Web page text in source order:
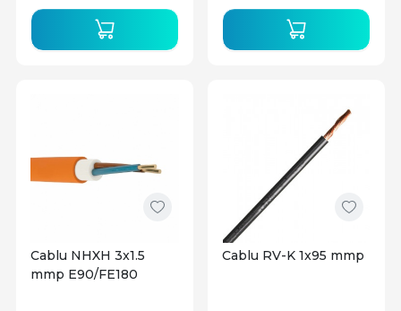
Cablu NHXH 3x1.5
mmp E90/FE180
Cablu RV-K 1x95 mmp